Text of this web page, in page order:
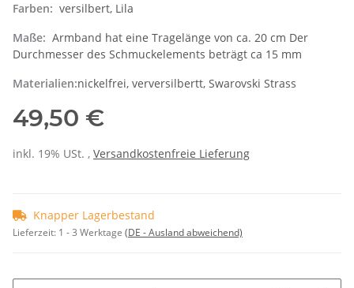
Farben: versilbert, Lila
Maße: Armband hat eine Tragelänge von ca. 20 cm Der
Durchmesser des Schmuckelements beträgt ca 15 mm
Materialien:nickelfrei, verversilbertt, Swarovski Strass
49,50 €
inkl. 19% USt. , Versandkostenfreie Lieferung
Knapper Lagerbestand
Lieferzeit: 1 - 3 Werktage (DE - Ausland abweichend)